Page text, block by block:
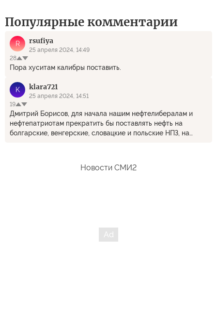
Популярные комментарии
R rsufiya
25 апреля 2024, 14:49
28
Пора хуситам калибры поставить.
K klara721
25 апреля 2024, 14:51
19
Дмитрий Борисов, для начала нашим нефтелибералам и
нефтепатриотам прекратить бы поставлять нефть на
болгарские, венгерские, словацкие и польские НПЗ, на
российской армии, гораздо более действенная, чем все
Новости СМИ2